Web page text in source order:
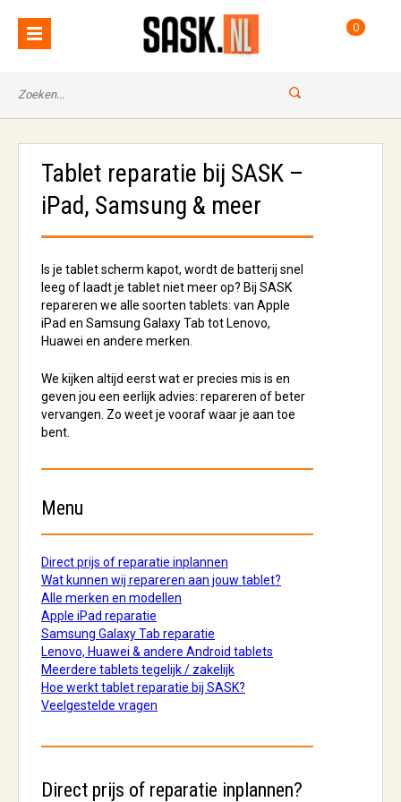
0
Tablet reparatie bij SASK –
iPad, Samsung & meer
Is je tablet scherm kapot, wordt de batterij snel
leeg of laadt je tablet niet meer op? Bij SASK
repareren we alle soorten tablets: van Apple
iPad en Samsung Galaxy Tab tot Lenovo,
Huawei en andere merken.
We kijken altijd eerst wat er precies mis is en
geven jou een eerlijk advies: repareren of beter
vervangen. Zo weet je vooraf waar je aan toe
bent.
Menu
Direct prijs of reparatie inplannen
Wat kunnen wij repareren aan jouw tablet?
Alle merken en modellen
Apple iPad reparatie
Samsung Galaxy Tab reparatie
Lenovo, Huawei & andere Android tablets
Meerdere tablets tegelijk / zakelijk
Hoe werkt tablet reparatie bij SASK?
Veelgestelde vragen
Direct prijs of reparatie inplannen?